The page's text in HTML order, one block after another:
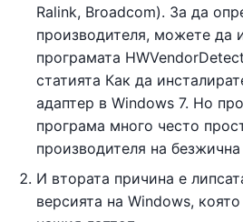
Ralink, Broadcom). За да
производителя, можете да
програмата
статията Как да
адаптер в Windows 7. Но
програма много често
производителя на
И втората причина е
версията на Windows,